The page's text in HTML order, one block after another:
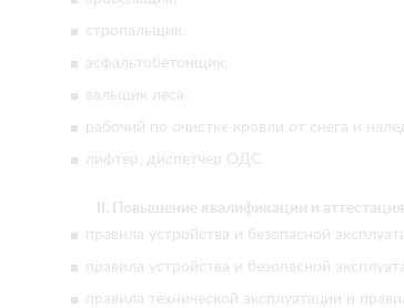
стропальщик;
асфальтобетонщик;
вальщик леса;
рабочий по очистке кровли от снега и
лифтер, диспетчер ОДС.
II. Повышение квалификации и
правила устройства и безопасной
правила устройства и безопасной
правила технической эксплуатации и